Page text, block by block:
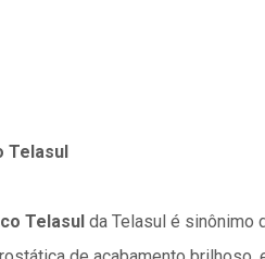
Telasul
Telasul da Telasul é sinônimo